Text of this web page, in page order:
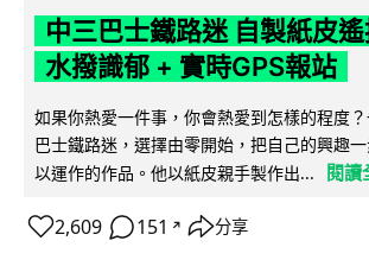
中三巴士鐵路迷 自製紙皮
水撥識郁 + 實時GPS報站
如果你熱愛一件事，你會熱愛到怎樣的程度
巴士鐵路迷，選擇由零開始，把自己的興趣
以運作的作品。他以紙皮親手製作出...
閱讀
2,609 151 ↗ 分享